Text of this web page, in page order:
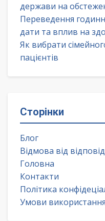
держави на
Переведення
дати та вплив на
Як вибрати
пацієнтів
Сторінки
Блог
Відмова від
Головна
Контакти
Політика
Умови використання